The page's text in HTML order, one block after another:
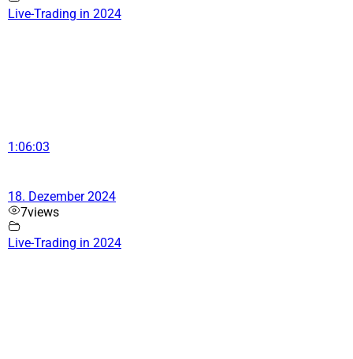
Live-Trading in 2024
1:06:03
18. Dezember 2024
7views
Live-Trading in 2024